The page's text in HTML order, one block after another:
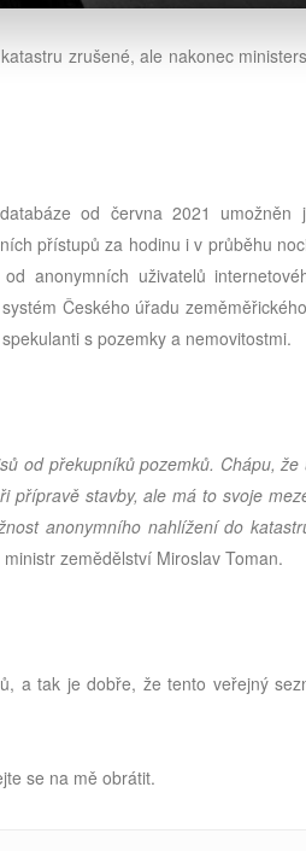
zrušené, ale nakonec
od června 2021 umožněn
přístupů za hodinu i v průběhu
anonymních uživatelů
Českého úřadu
s pozemky a nemovitostmi.
od překupníků pozemků. Chápu,
přípravě stavby, ale má to svoje
anonymního nahlížení do
ministr zemědělství Miroslav Toman.
a tak je dobře, že tento veřejný
se na mě obrátit.